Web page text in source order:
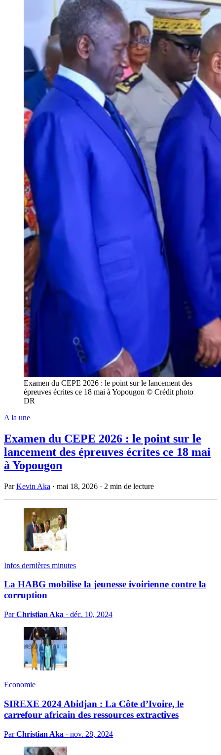
Examen du CEPE 2026 : le point sur le lancement des
épreuves écrites ce 18 mai à Yopougon © Crédit photo
DR
A la une
Examen du CEPE 2026 : le point sur le
lancement des épreuves écrites ce 18 mai
à Yopougon
ParKevin Aka · mai 18, 2026 · 2 min de lecture
Infos dernières minutes
La HABG mobilise la jeunesse ivoirienne contre la
corruption
ParChristian Aka · déc. 10, 2024
Economie
SIREXE 2024 Abidjan : La Côte d’Ivoire, le
carrefour africain des ressources extractives
ParChristian Aka · nov. 28, 2024